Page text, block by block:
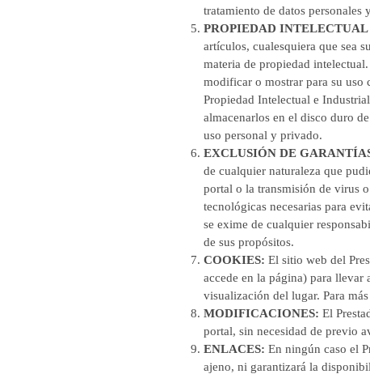
tratamiento de datos
PROPIEDAD
artículos, cualesquiera que sea
materia de propiedad
modificar o mostrar para su uso
Propiedad Intelectual e
almacenarlos en el disco duro
uso personal y privado.
EXCLUSIÓN DE
de cualquier naturaleza que
portal o la transmisión de virus
tecnológicas necesarias para
se exime de cualquier
de sus propósitos.
COOKIES: El sitio web del
accede en la página) para
visualización del lugar. Para
MODIFICACIONES: El
portal, sin necesidad de previo
ENLACES: En ningún caso el
ajeno, ni garantizará la